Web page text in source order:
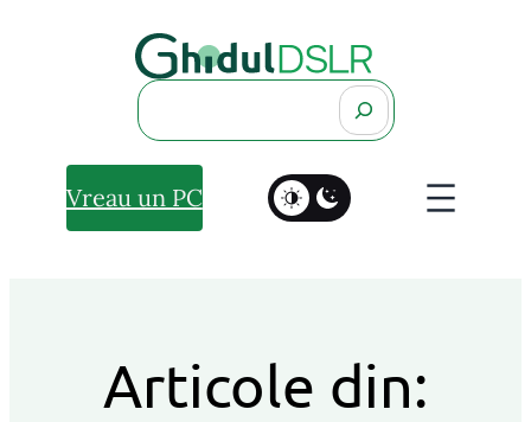
Search
Vreau un PC
Articole din: